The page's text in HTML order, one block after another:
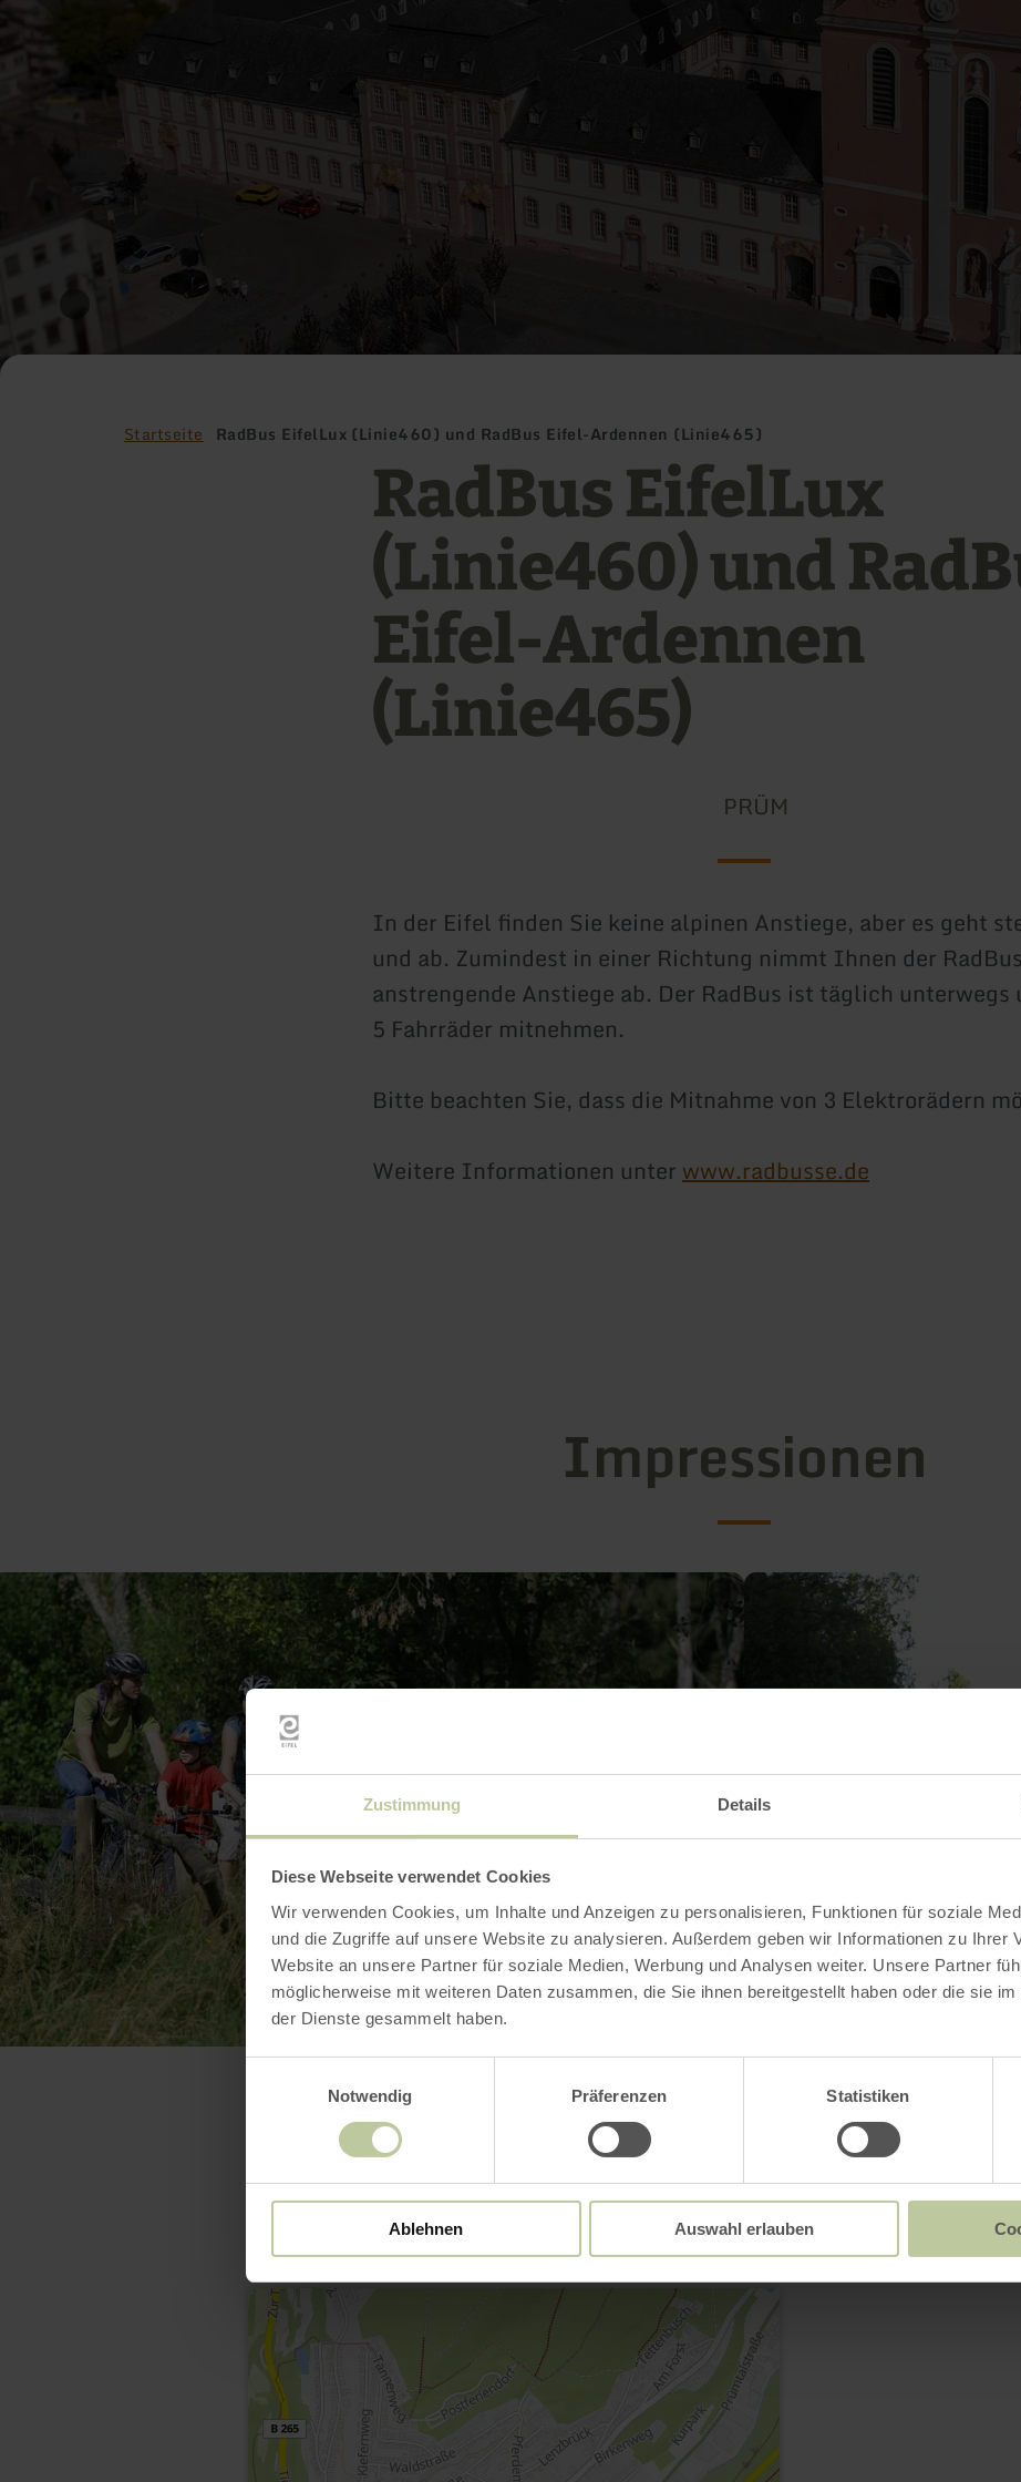
Zustimmung Details
Diese Webseite verwendet Cookies
Wir verwenden Cookies, um Inhalte und Anzeigen zu personalisieren, Funktionen für soziale
und die Zugriffe auf unsere Website zu analysieren. Außerdem geben wir Informationen zu Ihrer
Website an unsere Partner für soziale Medien, Werbung und Analysen weiter. Unsere Partner
möglicherweise mit weiteren Daten zusammen, die Sie ihnen bereitgestellt haben oder die sie
der Dienste gesammelt haben.
Notwendig
Präferenzen Statistiken
Ablehnen Auswahl erlauben
Startseite RadBus EifelLux (Linie460) und RadBus Eifel-Ardennen (Linie465)
RadBus EifelLux
(Linie460) und
Eifel-Ardennen
(Linie465)
PRÜM
In der Eifel finden Sie keine alpinen Anstiege, aber es geht
und ab. Zumindest in einer Richtung nimmt Ihnen der RadBus
anstrengende Anstiege ab. Der RadBus ist täglich unterwegs
5 Fahrräder mitnehmen.
Bitte beachten Sie, dass die Mitnahme von 3 Elektrorädern
Weitere Informationen unterwww.radbusse.de
Impressionen
Kontakt